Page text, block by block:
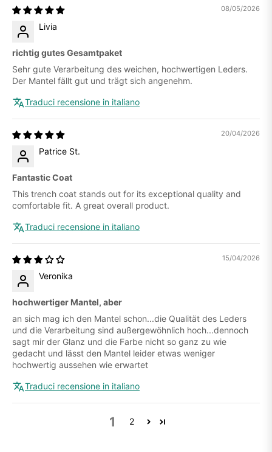
08/05/2026
Livia
richtig gutes Gesamtpaket
Sehr gute Verarbeitung des weichen, hochwertigen Leders.
Der Mantel fällt gut und trägt sich angenehm.
Traduci recensione in italiano
20/04/2026
Patrice St.
Fantastic Coat
This trench coat stands out for its exceptional quality and
comfortable fit. A great overall product.
Traduci recensione in italiano
15/04/2026
Veronika
hochwertiger Mantel, aber
an sich mag ich den Mantel schon...die Qualität des Leders
und die Verarbeitung sind außergewöhnlich hoch...dennoch
sagt mir der Glanz und die Farbe nicht so ganz zu wie
gedacht und lässt den Mantel leider etwas weniger
hochwertig aussehen wie erwartet
Traduci recensione in italiano
1 2